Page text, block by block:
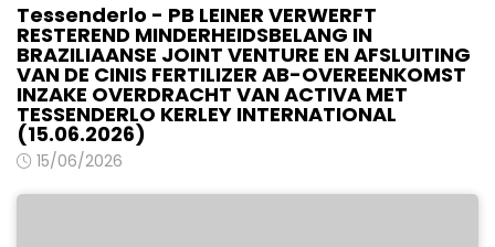
Tessenderlo - PB LEINER VERWERFT
RESTEREND MINDERHEIDSBELANG IN
BRAZILIAANSE JOINT VENTURE EN AFSLUITING
VAN DE CINIS FERTILIZER AB-OVEREENKOMST
INZAKE OVERDRACHT VAN ACTIVA MET
TESSENDERLO KERLEY INTERNATIONAL
(15.06.2026)
15/06/2026